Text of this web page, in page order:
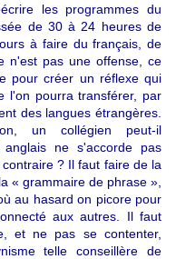
les programmes du
de 30 à 24 heures de
à faire du français, de
n'est pas une offense, ce
pour créer un réflexe qui
l'on pourra transférer, par
des langues étrangères.
un collégien peut-il
ne s'accorde pas
? Il faut faire de la
« grammaire de phrase »,
au hasard on picore pour
aux autres. Il faut
et ne pas se contenter,
telle conseillère de